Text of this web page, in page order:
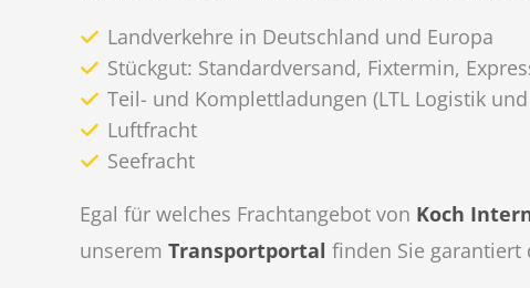
Landverkehre in Deutschland und Europa
Stückgut: Standardversand, Fixtermin,
Teil- und Komplettladungen (LTL Logistik und
Luftfracht
Seefracht
Egal für welches Frachtangebot von Koch
unserem Transportportal finden Sie garantiert